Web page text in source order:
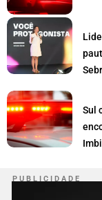
Sul
P U B L I C I D A D E